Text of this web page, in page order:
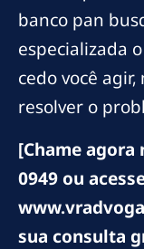
banco pan
especializada
cedo você
resolver o
[Chame agora
0949 ou
sua consulta